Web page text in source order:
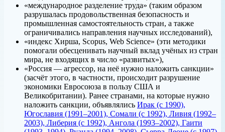
«международное разделение труда» (таким образом
разрушалась продовольственная безопасность и
промышленная самостоятельность стран, а также
ограничивались направления научных исследований),
«индекс Хирша, Scopus, Web Science» (эти методики
помогали обесценивать научный вклад учёных из стран
мира, не входящих в число «развитых»),
«Россия — агрессор, на неё нужно наложить санкции»
(засчёт этого, в частности, происходит разрушение
экономики Евросоюза в пользу США и
Великобритании). Ранее странами, на которые нужно
наложить санкции, объявлялись Ирак (с 1990),
Югославия (1991–2001), Сомали (с 1992), Ливия (1992–
2003), Либерия (с 1992), Ангола (1993–2002), Гаити